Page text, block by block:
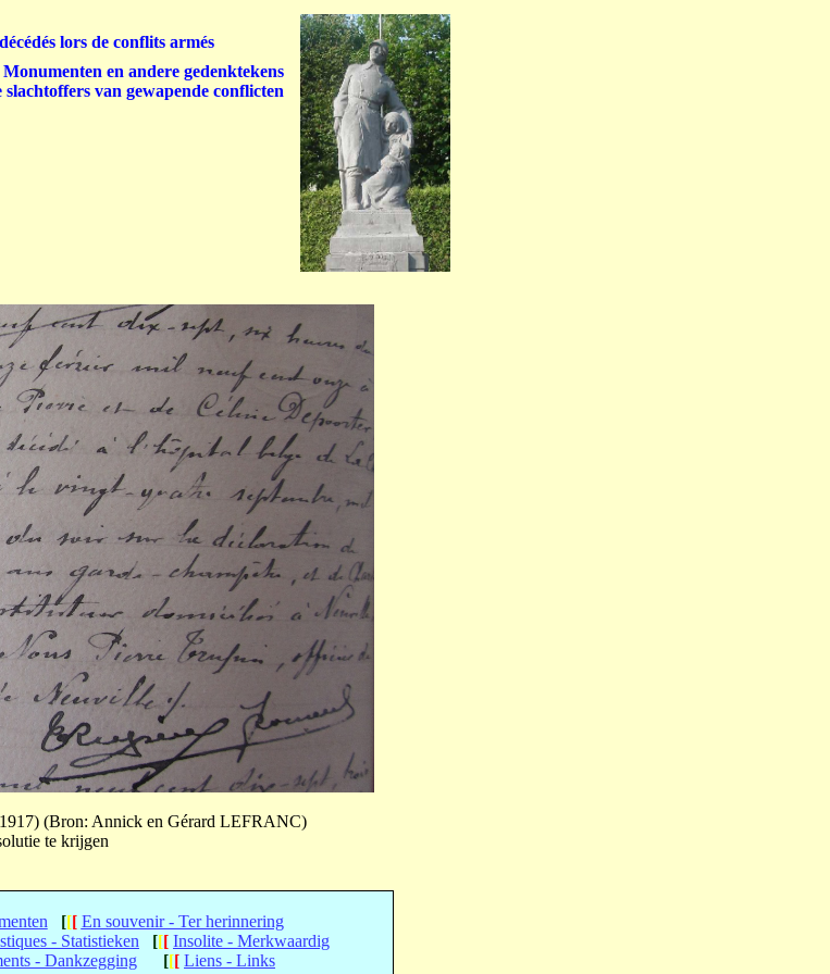
(Bron: Annick en Gérard LEFRANC)
te krijgen
[[[ En souvenir - Ter herinnering
- Statistieken [[[ Insolite - Merkwaardig
- Dankzegging [[[ Liens - Links
lors de conflits armés
Monumenten en andere gedenktekens
slachtoffers van gewapende conflicten